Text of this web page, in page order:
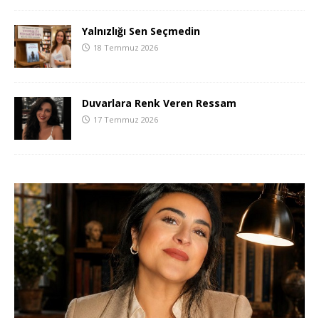
Yalnızlığı Sen Seçmedin
18 Temmuz 2026
Duvarlara Renk Veren Ressam
17 Temmuz 2026